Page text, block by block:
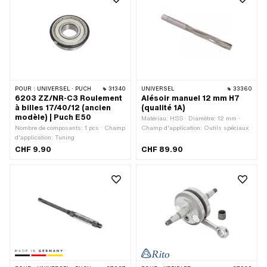
POUR : UNIVERSEL · PUCH 31340
6203 ZZ/NR-C3 Roulement
à billes 17/40/12 (ancien
modèle) | Puch E50
Nombre de composants: 1 pcs · Champ
d'application: Tuning
CHF 9.90
UNIVERSEL 33360
Alésoir manuel 12 mm H7
(qualité 1A)
Matériau: HSS · Diamètre: 12 mm ·
Champ d'application: Outils spéciaux
CHF 89.90